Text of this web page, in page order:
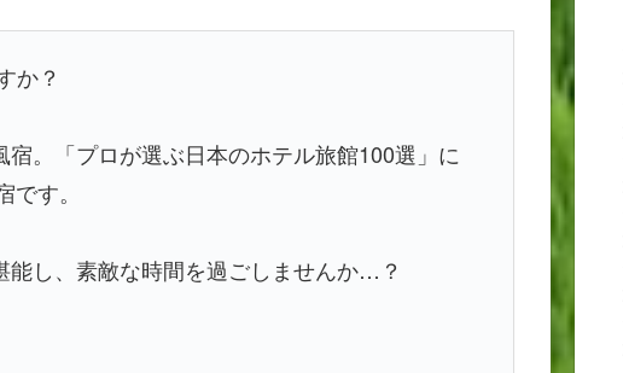
か？
。「プロが選ぶ日本のホテル旅館100選」に
す。
し、素敵な時間を過ごしませんか…？